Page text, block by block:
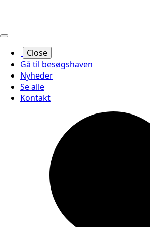
Close
Gå til besøgshaven
Nyheder
Se alle
Kontakt